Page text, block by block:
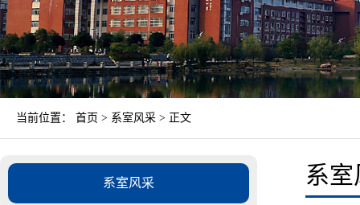
当前位置： 首页 > 系室风采 > 正文
系室风采 系